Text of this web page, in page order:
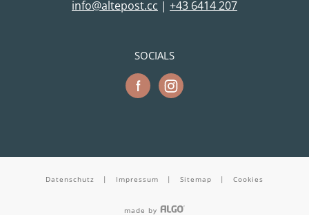
SOCIALS
cc.tsopetla@ofni | +43 6414 207
Datenschutz | Impressum | Sitemap | Cookies
made by